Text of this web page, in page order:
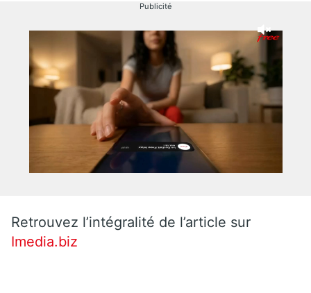
Publicité
Retrouvez l’intégralité de l’article sur
Imedia.biz